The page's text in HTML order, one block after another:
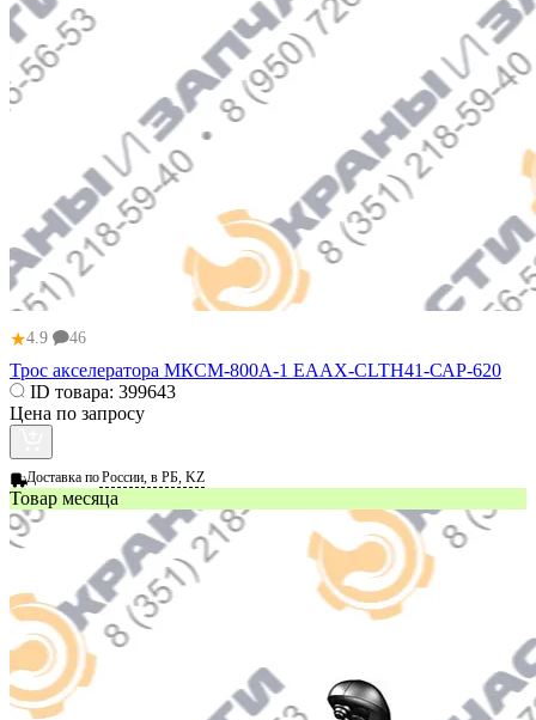
★4.9 46
Трос акселератора МКСМ-800А-1 ЕААХ-CLTH41-САР-620
ID товара: 399643
Цена по запросу
Доставка поРоссии, в РБ, KZ
Товар месяца